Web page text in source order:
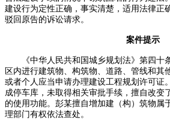
建设行为定性正确，事实清楚，适用法律正
驳回原告的诉讼请求。
案件提示
《中华人民共和国城乡规划法》第四十
区内进行建筑物、构筑物、道路、管线和其
或者个人应当申请办理建设工程规划许可证
成停车库，未取得相关审批手续，擅自改变
的使用功能。彭某擅自增加建（构）筑物属
理部门有权依法查处。